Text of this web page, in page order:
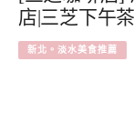
店|三芝下午
新北。淡水美食推薦